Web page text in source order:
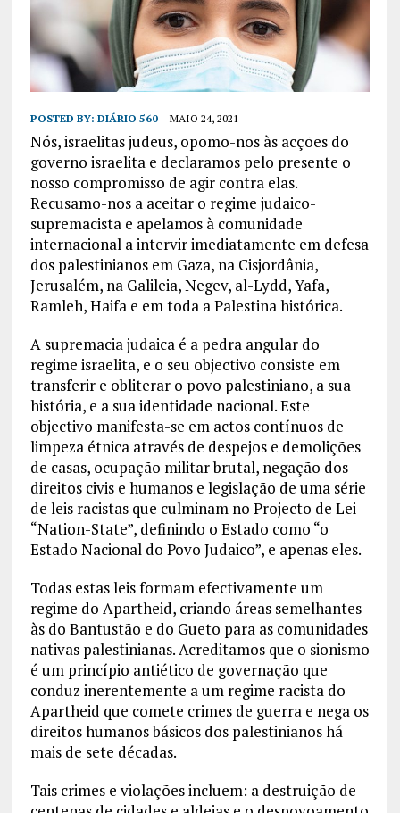
POSTED BY: DIÁRIO 560 MAIO 24, 2021
Nós, israelitas judeus, opomo-nos às acções do
governo israelita e declaramos pelo presente o
nosso compromisso de agir contra elas.
Recusamo-nos a aceitar o regime judaico-
supremacista e apelamos à comunidade
internacional a intervir imediatamente em defesa
dos palestinianos em Gaza, na Cisjordânia,
Jerusalém, na Galileia, Negev, al-Lydd, Yafa,
Ramleh, Haifa e em toda a Palestina histórica.
A supremacia judaica é a pedra angular do
regime israelita, e o seu objectivo consiste em
transferir e obliterar o povo palestiniano, a sua
história, e a sua identidade nacional. Este
objectivo manifesta-se em actos contínuos de
limpeza étnica através de despejos e demolições
de casas, ocupação militar brutal, negação dos
direitos civis e humanos e legislação de uma série
de leis racistas que culminam no Projecto de Lei
“Nation-State”, definindo o Estado como “o
Estado Nacional do Povo Judaico”, e apenas eles.
Todas estas leis formam efectivamente um
regime do Apartheid, criando áreas semelhantes
às do Bantustão e do Gueto para as comunidades
nativas palestinianas. Acreditamos que o sionismo
é um princípio antiético de governação que
conduz inerentemente a um regime racista do
Apartheid que comete crimes de guerra e nega os
direitos humanos básicos dos palestinianos há
mais de sete décadas.
Tais crimes e violações incluem: a destruição de